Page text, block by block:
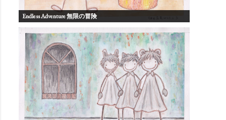
Endless Adventure 無限の冒険